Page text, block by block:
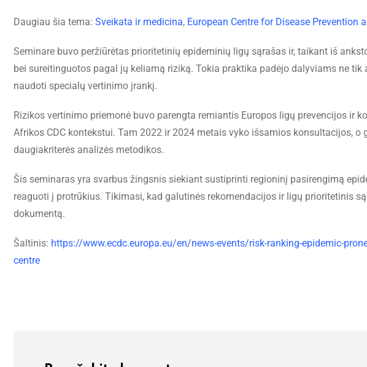
Daugiau šia tema: Sveikata ir medicina, European Centre for Disease Prevention
Seminare buvo peržiūrėtas prioritetinių epideminių ligų sąrašas ir, taikant iš
bei sureitinguotos pagal jų keliamą riziką. Tokia praktika padėjo dalyviams ne
naudoti specialų vertinimo įrankį.
Rizikos vertinimo priemonė buvo parengta remiantis Europos ligų prevencijos ir
Afrikos CDC kontekstui. Tam 2022 ir 2024 metais vyko išsamios konsultacijos,
daugiakriterės analizės metodikos.
Šis seminaras yra svarbus žingsnis siekiant sustiprinti regioninį pasirengimą
reaguoti į protrūkius. Tikimasi, kad galutinės rekomendacijos ir ligų prioritetinis
dokumentą.
Šaltinis: https://www.ecdc.europa.eu/en/news-events/risk-ranking-epidemic-
centre